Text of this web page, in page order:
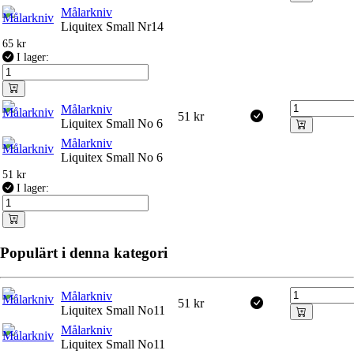
Målarkniv
Liquitex Small Nr14
65 kr
I lager:
Målarkniv
Liquitex Small No 6
51 kr
Målarkniv
Liquitex Small No 6
51 kr
I lager:
Populärt i denna kategori
Målarkniv
Liquitex Small No11
51 kr
Målarkniv
Liquitex Small No11